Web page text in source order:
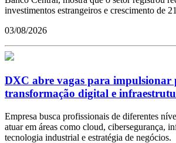
investimentos estrangeiros e crescimento de
03/08/2026
DXC abre vagas para impulsionar
transformação digital e
Empresa busca profissionais de diferentes
atuar em áreas como cloud, cibersegurança,
tecnologia industrial e estratégia de negócios.